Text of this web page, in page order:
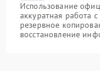
Использование
аккуратная работа
резервное
восстановление